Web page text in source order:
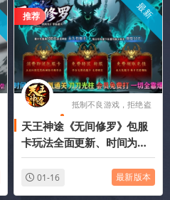
推荐 最新
抵制不良游戏，拒绝盗
版游戏
天王神途《无间修罗》包服
卡玩法全面更新、时间为
王、零氪通关、刀刀光柱、
会员免费打、一切全靠爆
（星球领主特色玩法邀你来
01-16 最新版本